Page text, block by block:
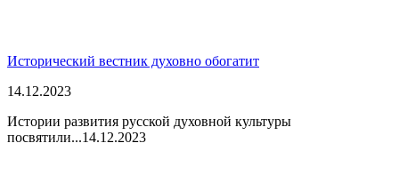
Исторический вестник духовно обогатит
14.12.2023
Истории развития русской духовной культуры
посвятили...14.12.2023